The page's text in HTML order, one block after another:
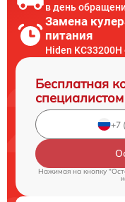
в день
Замена
питания
Hiden
Бесплатная
специалистом
Нажимая на кнопку